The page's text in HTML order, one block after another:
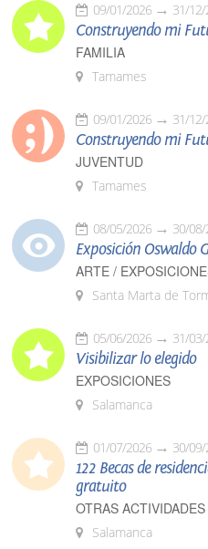
09/01/2026 31/
Construyendo mi
FAMILIA
Tamames
09/01/2026 31/
Construyendo mi
JUVENTUD
Tamames
08/05/2026 30/
Exposición Oswaldo
ARTE /
Santa Marta de
05/06/2026 31/
Visibilizar lo elegido
EXPOSICIONES
Salamanca
01/07/2026 30/
122 Becas de
gratuito
OTRAS ACTIVIDADES
Salamanca